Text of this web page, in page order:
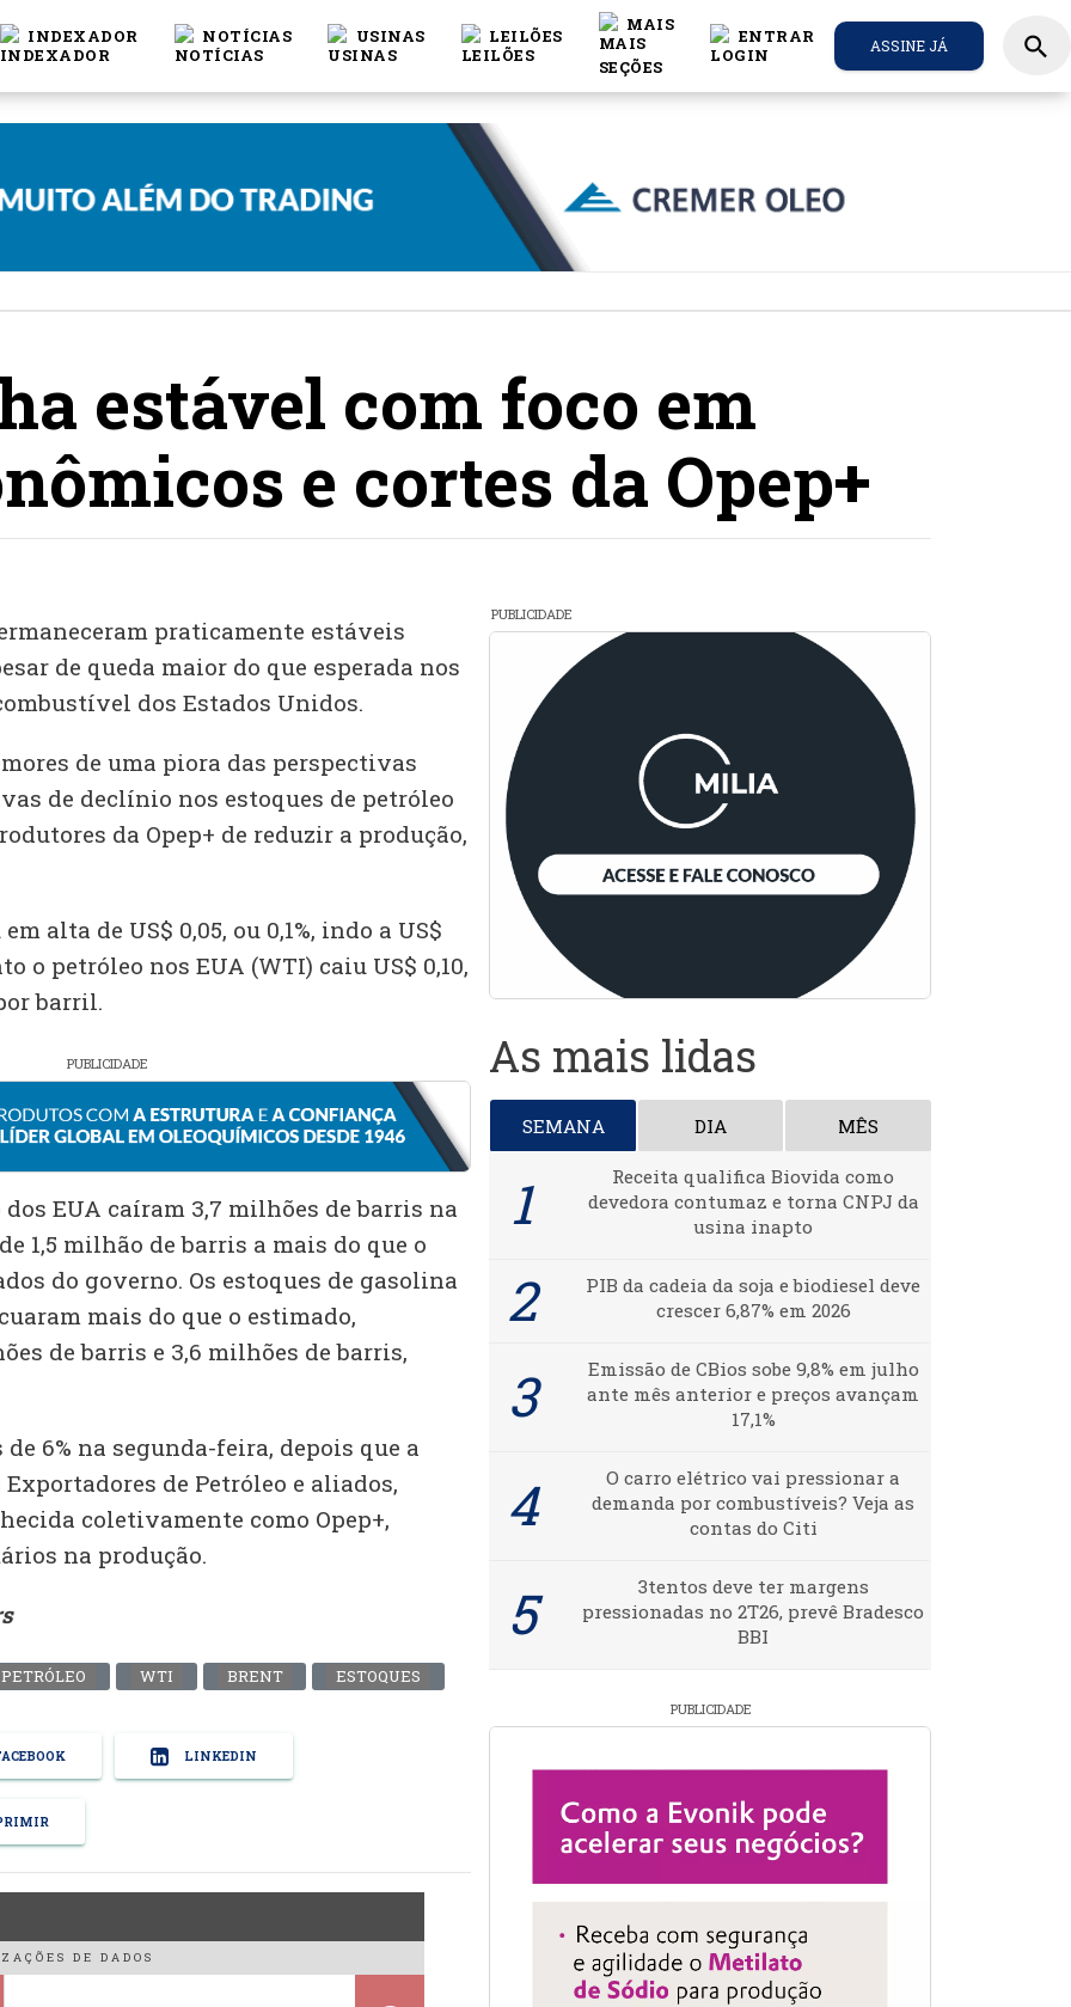
INDEXADOR NOTÍCIAS USINAS LEILÕES
MAIS
ENTRAR ASSINE JÁ search
estável com foco em
e cortes da Opep+
praticamente estáveis
de queda maior do que esperada nos
dos Estados Unidos.
de uma piora das perspectivas
de declínio nos estoques de petróleo
da Opep+ de reduzir a produção,
alta de US$ 0,05, ou 0,1%, indo a US$
o petróleo nos EUA (WTI) caiu US$ 0,10,
barril.
PUBLICIDADE
dos EUA caíram 3,7 milhões de barris na
1,5 milhão de barris a mais do que o
do governo. Os estoques de gasolina
mais do que o estimado,
de barris e 3,6 milhões de barris,
6% na segunda-feira, depois que a
de Petróleo e aliados,
coletivamente como Opep+,
na produção.
PETRÓLEO WTI BRENT ESTOQUES
LINKEDIN
DE DADOS
PUBLICIDADE
As mais lidas
SEMANA DIA MÊS
Receita qualifica Biovida como
devedora contumaz e torna CNPJ da
usina inapto
PIB da cadeia da soja e biodiesel deve
crescer 6,87% em 2026
Emissão de CBios sobe 9,8% em julho
ante mês anterior e preços avançam
17,1%
O carro elétrico vai pressionar a
demanda por combustíveis? Veja as
contas do Citi
3tentos deve ter margens
pressionadas no 2T26, prevê Bradesco
BBI
PUBLICIDADE